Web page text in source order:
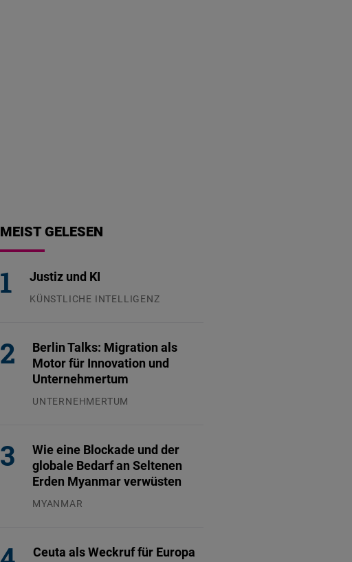
MEIST GELESEN
Justiz und KI
KÜNSTLICHE INTELLIGENZ
Berlin Talks: Migration als
Motor für Innovation und
Unternehmertum
UNTERNEHMERTUM
Wie eine Blockade und der
globale Bedarf an Seltenen
Erden Myanmar verwüsten
MYANMAR
Ceuta als Weckruf für Europa